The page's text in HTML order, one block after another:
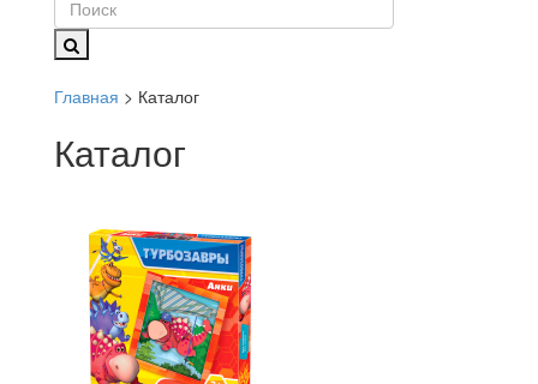
Главная > Каталог
Каталог